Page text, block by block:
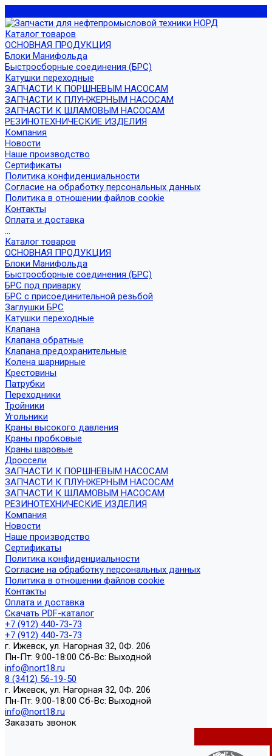
Каталог товаров
ОСНОВНАЯ ПРОДУКЦИЯ
Блоки Манифольда
Быстросборные соединения (БРС)
Катушки переходные
ЗАПЧАСТИ К ПОРШНЕВЫМ НАСОСАМ
ЗАПЧАСТИ К ПЛУНЖЕРНЫМ НАСОСАМ
ЗАПЧАСТИ К ШЛАМОВЫМ НАСОСАМ
РЕЗИНОТЕХНИЧЕСКИЕ ИЗДЕЛИЯ
Компания
Новости
Наше производство
Сертификаты
Политика конфиденциальности
Согласие на обработку персональных данных
Политика в отношении файлов cookie
Контакты
Оплата и доставка
...
Каталог товаров
ОСНОВНАЯ ПРОДУКЦИЯ
Блоки Манифольда
Быстросборные соединения (БРС)
БРС под приварку
БРС с присоединительной резьбой
Заглушки БРС
Катушки переходные
Клапана
Клапана обратные
Клапана предохранительные
Колена шарнирные
Крестовины
Патрубки
Переходники
Тройники
Угольники
Краны высокого давления
Краны пробковые
Краны шаровые
Дроссели
ЗАПЧАСТИ К ПОРШНЕВЫМ НАСОСАМ
ЗАПЧАСТИ К ПЛУНЖЕРНЫМ НАСОСАМ
ЗАПЧАСТИ К ШЛАМОВЫМ НАСОСАМ
РЕЗИНОТЕХНИЧЕСКИЕ ИЗДЕЛИЯ
Компания
Новости
Наше производство
Сертификаты
Политика конфиденциальности
Согласие на обработку персональных данных
Политика в отношении файлов cookie
Контакты
Оплата и доставка
Скачать PDF-каталог
+7 (912) 440-73-73
+7 (912) 440-73-73
г. Ижевск, ул. Нагорная 32, 0Ф. 206
Пн-Пт: 9:00-18:00 Cб-Вс: Выходной
info@nort18.ru
8 (3412) 56-19-50
г. Ижевск, ул. Нагорная 32, 0Ф. 206
Пн-Пт: 9:00-18:00 Cб-Вс: Выходной
info@nort18.ru
Заказать звонок